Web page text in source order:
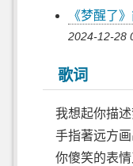
《梦醒了
2024-12-28
歌词
我想起你描
手指著远方
你傻笑的表